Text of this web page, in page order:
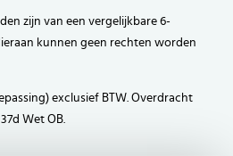
zijn van een vergelijkbare 6-
kunnen geen rechten worden
exclusief BTW. Overdracht
Wet OB.